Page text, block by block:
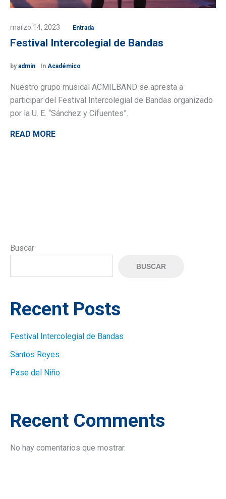
marzo 14, 2023 Entrada
Festival Intercolegial de Bandas
by admin In Académico
Nuestro grupo musical ACMILBAND se apresta a
participar del Festival Intercolegial de Bandas organizado
por la U. E. “Sánchez y Cifuentes”.
READ MORE
Buscar
BUSCAR
Recent Posts
Festival Intercolegial de Bandas
Santos Reyes
Pase del Niño
Recent Comments
No hay comentarios que mostrar.